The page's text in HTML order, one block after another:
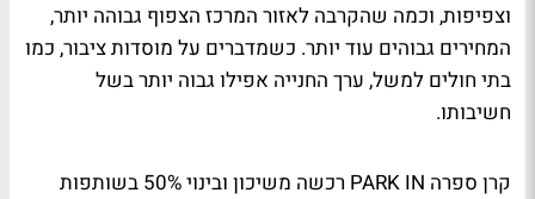
וצפיפות, וכמה שהקרבה לאזור המרכז הצפוף גבוהה יותר,
המחירים גבוהים עוד יותר. כשמדברים על מוסדות ציבור, כמו
בתי חולים למשל, ערך החנייה אפילו גבוה יותר בשל
חשיבותו.
קרן ספרה PARK IN רכשה משיכון ובינוי 50% בשותפות